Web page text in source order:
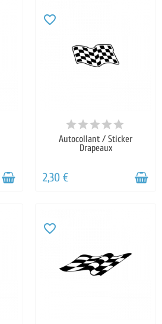
favorite_border
Autocollant / Sticker
Drapeaux
2,30 €
favorite_border